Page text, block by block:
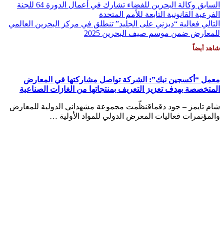
Share
السابق
وكالة البحرين للفضاء تشارك في أعمال الدورة 64 للجنة
الفرعية القانونية التابعة للأمم المتحدة
التالي فعالية “ديزني على الجليد” تنطلق في مركز البحرين العالمي
للمعارض ضمن موسم صيف البحرين 2025
شاهد أيضاً
معمل “أكسجين نبك”: الشركة تواصل مشاركتها في المعارض
المتخصصة بهدف تعزيز التعريف بمنتجاتها من الغازات الصناعية
شام تايمز – جود دقماقنظّمت مجموعة مشهداني الدولية للمعارض
والمؤتمرات فعاليات المعرض الدولي للمواد الأولية …